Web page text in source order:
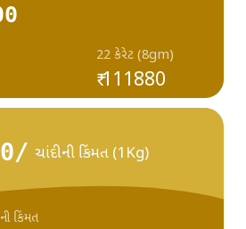
22 કેરેટ (8gm)
₹ 111880
ચાંદીની કિંમત (1Kg)
કિંમત